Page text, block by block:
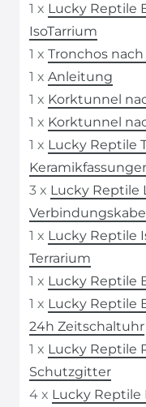
1 x Lucky Reptile
IsoTarrium
1 x Tronchos nach
1 x Anleitung
1 x Korktunnel
1 x Korktunnel
1 x Lucky Reptile
3 x Lucky Reptile
Verbindungskabel
1 x Lucky Reptile
Terrarium
1 x Lucky Reptile
1 x Lucky Reptile
24h Zeitschaltuhr
1 x Lucky Reptile
Schutzgitter
4 x Lucky Reptile